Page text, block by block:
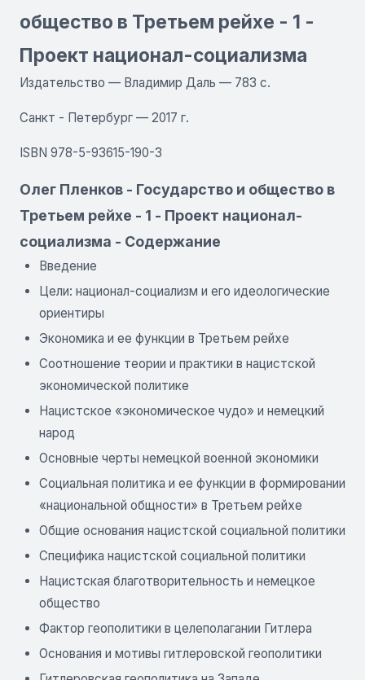
общество в Третьем рейхе - 1 -
Проект национал-социализма
Издательство — Владимир Даль — 783 с.
Санкт - Петербург — 2017 г.
ISBN 978-5-93615-190-3
Олег Пленков - Государство и общество в
Третьем рейхе - 1 - Проект национал-
социализма - Содержание
Введение
Цели: национал-социализм и его идеологические
ориентиры
Экономика и ее функции в Третьем рейхе
Соотношение теории и практики в нацистской
экономической политике
Нацистское «экономическое чудо» и немецкий
народ
Основные черты немецкой военной экономики
Социальная политика и ее функции в формировании
«национальной общности» в Третьем рейхе
Общие основания нацистской социальной политики
Специфика нацистской социальной политики
Нацистская благотворительность и немецкое
общество
Фактор геополитики в целеполагании Гитлера
Основания и мотивы гитлеровской геополитики